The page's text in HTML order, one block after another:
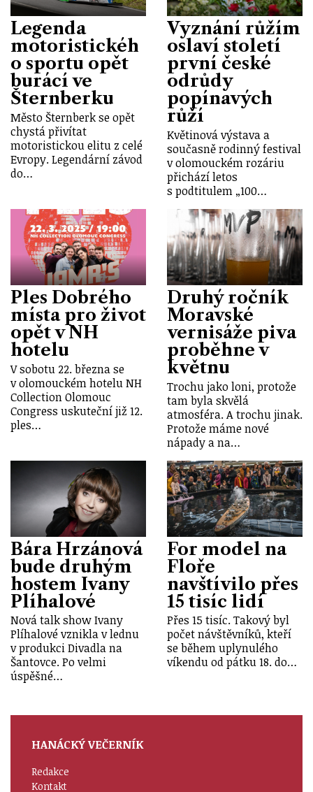
Legenda
motoristickéh
o sportu opět
burácí ve
Šternberku
Město Šternberk se opět
chystá přivítat
motoristickou elitu z celé
Evropy. Legendární závod
do…
Vyznání růžím
oslaví století
první české
odrůdy
popínavých
růží
Květinová výstava a
současně rodinný festival
v olomouckém rozáriu
přichází letos
s podtitulem „100…
Ples Dobrého
místa pro život
opět v NH
hotelu
V sobotu 22. března se
v olomouckém hotelu NH
Collection Olomouc
Congress uskuteční již 12.
ples…
Druhý ročník
Moravské
vernisáže piva
proběhne v
květnu
Trochu jako loni, protože
tam byla skvělá
atmosféra. A trochu jinak.
Protože máme nové
nápady a na…
Bára Hrzánová
bude druhým
hostem Ivany
Plíhalové
Nová talk show Ivany
Plíhalové vznikla v lednu
v produkci Divadla na
Šantovce. Po velmi
úspěšné…
For model na
Floře
navštívilo přes
15 tisíc lidí
Přes 15 tisíc. Takový byl
počet návštěvníků, kteří
se během uplynulého
víkendu od pátku 18. do…
HANÁCKÝ VEČERNÍK
Redakce
Kontakt